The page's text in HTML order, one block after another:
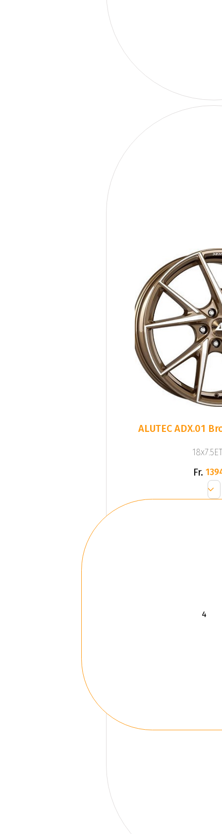
ALUTEC ADX.01
Fr.